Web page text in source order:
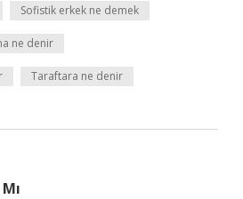
Sofistik erkek ne demek
ne denir
Taraftara ne denir